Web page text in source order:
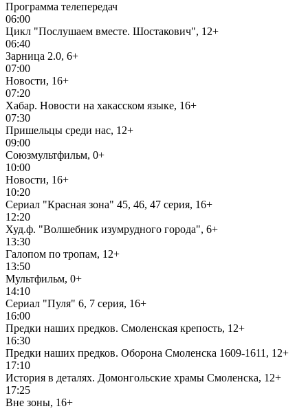
Программа телепередач
06:00
Цикл "Послушаем вместе. Шостакович", 12+
06:40
Зарница 2.0, 6+
07:00
Новости, 16+
07:20
Хабар. Новости на хакасском языке, 16+
07:30
Пришельцы среди нас, 12+
09:00
Союзмультфильм, 0+
10:00
Новости, 16+
10:20
Сериал "Красная зона" 45, 46, 47 серия, 16+
12:20
Худ.ф. "Волшебник изумрудного города", 6+
13:30
Галопом по тропам, 12+
13:50
Мультфильм, 0+
14:10
Сериал "Пуля" 6, 7 серия, 16+
16:00
Предки наших предков. Смоленская крепость, 12+
16:30
Предки наших предков. Оборона Смоленска 1609-1611, 12+
17:10
История в деталях. Домонгольские храмы Смоленска, 12+
17:25
Вне зоны, 16+